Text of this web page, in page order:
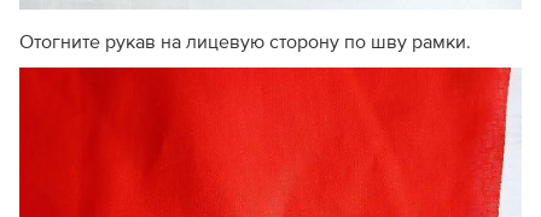
Отогните рукав на лицевую сторону по шву рамки.